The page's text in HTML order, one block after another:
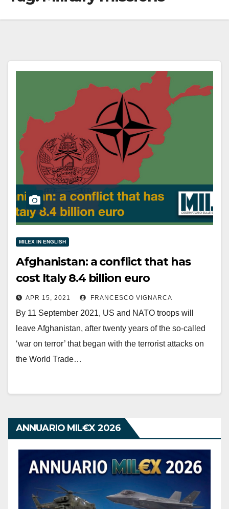
MILEX IN ENGLISH
Afghanistan: a conflict that has
cost Italy 8.4 billion euro
APR 15, 2021 FRANCESCO VIGNARCA
By 11 September 2021, US and NATO troops will
leave Afghanistan, after twenty years of the so-called
‘war on terror’ that began with the terrorist attacks on
the World Trade…
ANNUARIO MIL€X 2026